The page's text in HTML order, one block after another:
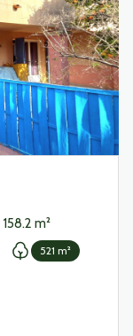
Maison 6 pièce(s) 4 chambre(s) 158.2 m²
521 m²